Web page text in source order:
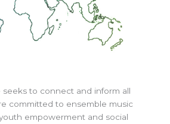
seeks to connect and inform all
committed to ensemble music
empowerment and social